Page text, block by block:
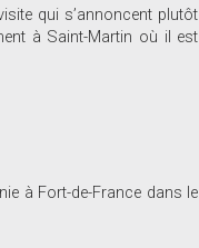
qui s’annoncent plutôt
à Saint-Martin où il est
à Fort-de-France dans le